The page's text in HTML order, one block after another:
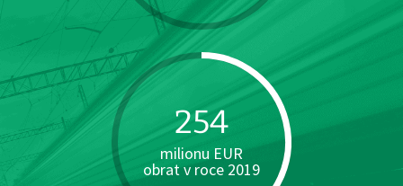
254
milionu EUR
obrat v roce 2019